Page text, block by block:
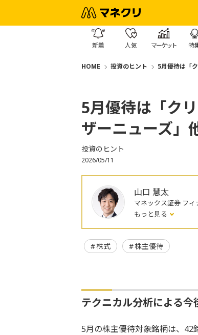
新着 人気 マーケット 特
HOME 投資のヒント 5月優待は「
5月優待は「ク
ザーニューズ」
投資のヒント
2026/05/11
山口 慧太
マネックス証券 フ
もっと見る
株式 株主優待
テクニカル分析による
5月の株主優待対象銘柄は、42